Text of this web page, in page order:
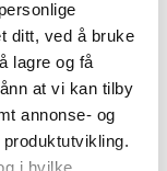
ditt, ved å bruke
lagre og få
at vi kan tilby
annonse- og
i hvilke
militært,